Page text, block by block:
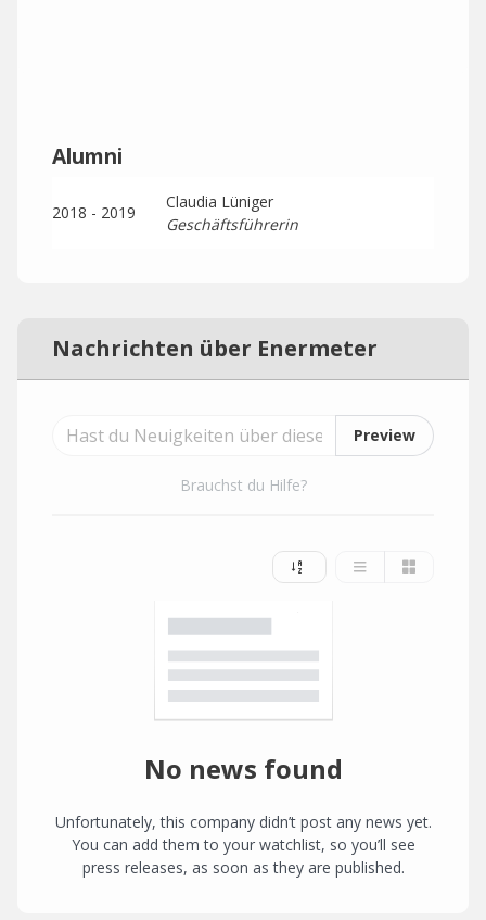
Alumni
2018 - 2019
Claudia Lüniger
Geschäftsführerin
Nachrichten über Enermeter
Preview
Brauchst du Hilfe?
No news found
Unfortunately, this company didn’t post any news yet.
You can add them to your watchlist, so you’ll see
press releases, as soon as they are published.